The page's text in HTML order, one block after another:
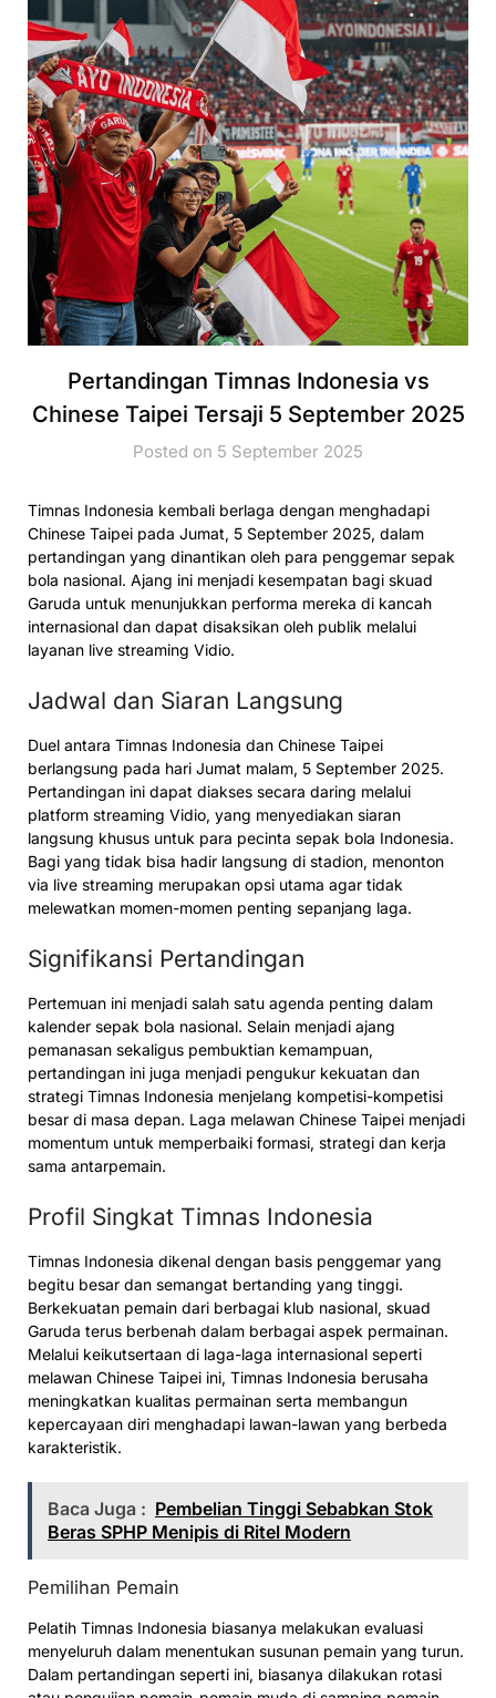
Pertandingan Timnas Indonesia vs
Chinese Taipei Tersaji 5 September 2025
Posted on 5 September 2025
Timnas Indonesia kembali berlaga dengan menghadapi
Chinese Taipei pada Jumat, 5 September 2025, dalam
pertandingan yang dinantikan oleh para penggemar sepak
bola nasional. Ajang ini menjadi kesempatan bagi skuad
Garuda untuk menunjukkan performa mereka di kancah
internasional dan dapat disaksikan oleh publik melalui
layanan live streaming Vidio.
Jadwal dan Siaran Langsung
Duel antara Timnas Indonesia dan Chinese Taipei
berlangsung pada hari Jumat malam, 5 September 2025.
Pertandingan ini dapat diakses secara daring melalui
platform streaming Vidio, yang menyediakan siaran
langsung khusus untuk para pecinta sepak bola Indonesia.
Bagi yang tidak bisa hadir langsung di stadion, menonton
via live streaming merupakan opsi utama agar tidak
melewatkan momen-momen penting sepanjang laga.
Signifikansi Pertandingan
Pertemuan ini menjadi salah satu agenda penting dalam
kalender sepak bola nasional. Selain menjadi ajang
pemanasan sekaligus pembuktian kemampuan,
pertandingan ini juga menjadi pengukur kekuatan dan
strategi Timnas Indonesia menjelang kompetisi-kompetisi
besar di masa depan. Laga melawan Chinese Taipei menjadi
momentum untuk memperbaiki formasi, strategi dan kerja
sama antarpemain.
Profil Singkat Timnas Indonesia
Timnas Indonesia dikenal dengan basis penggemar yang
begitu besar dan semangat bertanding yang tinggi.
Berkekuatan pemain dari berbagai klub nasional, skuad
Garuda terus berbenah dalam berbagai aspek permainan.
Melalui keikutsertaan di laga-laga internasional seperti
melawan Chinese Taipei ini, Timnas Indonesia berusaha
meningkatkan kualitas permainan serta membangun
kepercayaan diri menghadapi lawan-lawan yang berbeda
karakteristik.
Baca Juga : Pembelian Tinggi Sebabkan Stok
Beras SPHP Menipis di Ritel Modern
Pemilihan Pemain
Pelatih Timnas Indonesia biasanya melakukan evaluasi
menyeluruh dalam menentukan susunan pemain yang turun.
Dalam pertandingan seperti ini, biasanya dilakukan rotasi